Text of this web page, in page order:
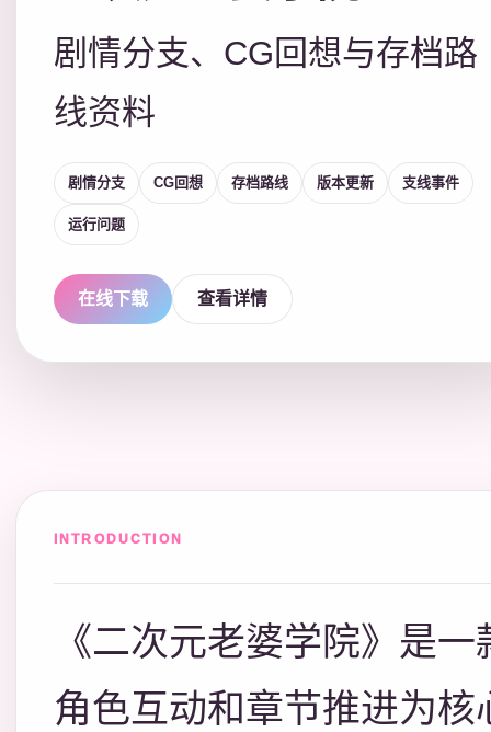
剧情分支、CG回想与存档路
线资料
剧情分支 CG回想 存档路线 版本更新 支线事件
运行问题
在线下载 查看详情
INTRODUCTION
《二次元老婆学院》是一
角色互动和章节推进为核